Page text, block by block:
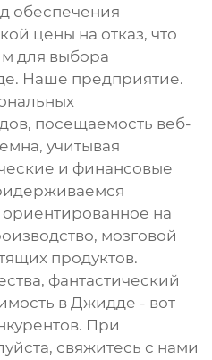
обеспечения
цены на отказ, что
для выбора
Наше предприятие.
посещаемость веб-
учитывая
и финансовые
на
мозговой
продуктов.
фантастический
в Джидде - вот
При
свяжитесь с нами